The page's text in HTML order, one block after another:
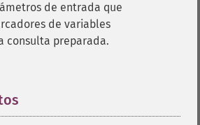
de entrada que
de variables
consulta preparada.